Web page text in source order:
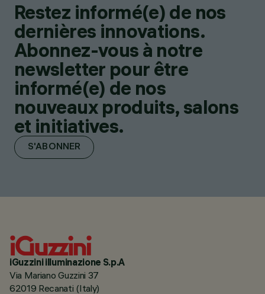
Restez informé(e) de nos
dernières innovations.
Abonnez-vous à notre
newsletter pour être
informé(e) de nos
nouveaux produits, salons
et initiatives.
S'ABONNER
iGuzzini illuminazione S.p.A
Via Mariano Guzzini 37
62019 Recanati (Italy)